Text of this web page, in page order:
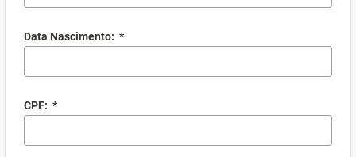
Data Nascimento: *
CPF: *